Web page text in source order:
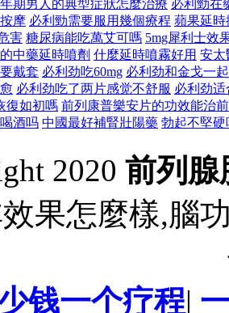
期男人的典型症狀怎麼治療 必利勁在
摩 必利勁需要服用幾個療程 蘋果延時
害 糖尿病能吃萬艾可嗎 5mg犀利士效
中藥延時噴劑 什麼延時噴霧好用 安太
戴套 必利劲吃60mg 必利劲和金戈一
必利劲吃了两片感觉不舒服 必利劲
復如初嗎 前列康普樂安片的功效能治
酒吗 中國最好補腎壯陽藥 勃起不堅
2020 前列腺
果怎麼樣,腦
钱一个疗程|